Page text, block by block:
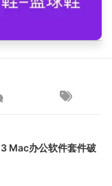
Mac办公软件套件破